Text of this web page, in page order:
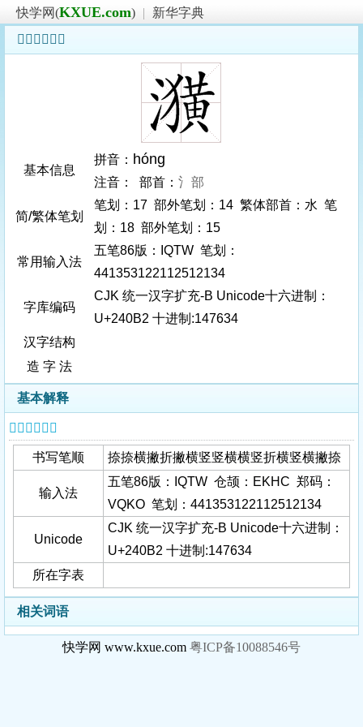
快学网(KXUE.com) |
新华字典
𤂲字基本信息
基本信息
拼音： hóng
注音： 部首： 氵部
简/繁体笔划
笔划：17 部外笔划：14 繁体部首：水 笔
划：18 部外笔划：15
常用输入法
五笔86版：IQTW 笔划：
441353122112512134
字库编码
CJK 统一汉字扩充-B Unicode十六进制：
U+240B2 十进制:147634
汉字结构
造 字 法
基本解释
𤂲字基本信息
书写笔顺 捺捺横撇折撇横竖竖横横竖折横竖横撇捺
输入法
五笔86版：IQTW 仓颉：EKHC 郑码：
VQKO 笔划：441353122112512134
Unicode
CJK 统一汉字扩充-B Unicode十六进制：
U+240B2 十进制:147634
所在字表
相关词语
快学网 www.kxue.com 粤ICP备10088546号